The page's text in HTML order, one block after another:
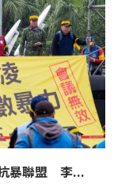
抗暴聯盟 李...